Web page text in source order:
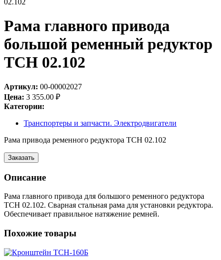
Рама главного привода
большой ременный редуктор
ТСН 02.102
Артикул: 00-00002027
Цена: 3 355.00 ₽
Категории:
Транспортеры и запчасти. Электродвигатели
Рама привода ременного редуктора ТСН 02.102
Заказать
Описание
Рама главного привода для большого ременного редуктора
ТСН 02.102. Сварная стальная рама для установки редуктора.
Обеспечивает правильное натяжение ремней.
Похожие товары